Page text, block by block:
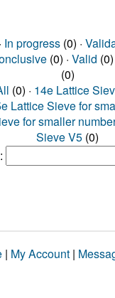
In progress(0) ·
(0) · Valid (0)
(0)
(0) · 14e Lattice
Lattice Sieve for
for smaller
Sieve V5 (0)
| My Account |